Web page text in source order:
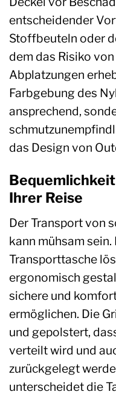
entscheidender
Stoffbeuteln oder
dem das Risiko
Abplatzungen
Farbgebung des
ansprechend,
das Design von
Ihrer Reise
Der Transport von
kann mühsam
Transporttasche
ergonomisch
sichere und
ermöglichen. Die
und gepolstert,
verteilt wird und
zurückgelegt
unterscheidet die